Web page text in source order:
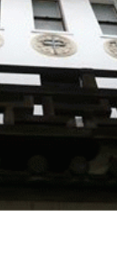
600円 長崎県
600円 大分県
600円 鹿児島県
600円